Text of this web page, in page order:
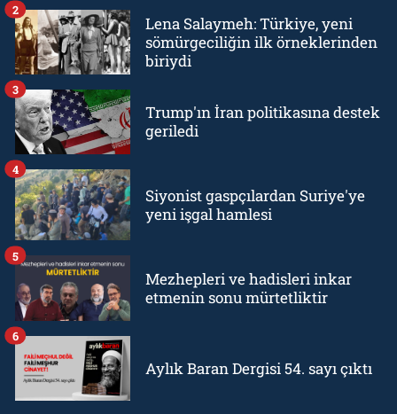
Lena Salaymeh: Türkiye, yeni
sömürgeciliğin ilk örneklerinden
biriydi
2
Trump'ın İran politikasına destek
geriledi
3
Siyonist gaspçılardan Suriye'ye
yeni işgal hamlesi
4
Mezhepleri ve hadisleri inkar
etmenin sonu mürtetliktir
5
Aylık Baran Dergisi 54. sayı çıktı
6